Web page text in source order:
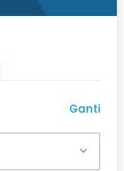
Ganti